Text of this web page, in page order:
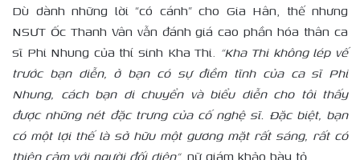
Dù dành những lời “có cánh” cho Gia Hân, thế nhưng
NSƯT Ốc Thanh Vân vẫn đánh giá cao phần hóa thân ca
sĩ Phi Nhung của thí sinh Kha Thi. “Kha Thi không lép vế
trước bạn diễn, ở bạn có sự điềm tĩnh của ca sĩ Phi
Nhung, cách bạn di chuyển và biểu diễn cho tôi thấy
được những nét đặc trưng của cố nghệ sĩ. Đặc biệt, bạn
có một lợi thế là sở hữu một gương mặt rất sáng, rất có
thiện cảm với người đối diện”, nữ giám khảo bày tỏ.